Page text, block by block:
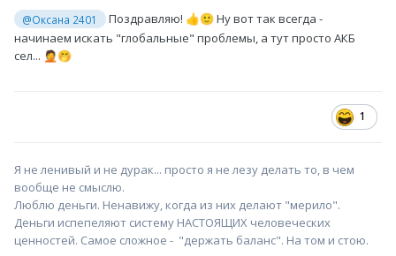
@Оксана 2401 Поздравляю! 👍🙂Ну вот так всегда -
начинаем искать "глобальные" проблемы, а тут просто АКБ
сел... 🤦 🤭
1
Я не ленивый и не дурак... просто я не лезу делать то, в чем
вообще не смыслю.
Люблю деньги. Ненавижу, когда из них делают "мерило".
Деньги испепеляют систему НАСТОЯЩИХ человеческих
ценностей. Самое сложное - "держать баланс". На том и стою.